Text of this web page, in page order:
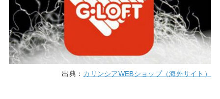
出典： カリンシアWEBショップ（海外サイト）